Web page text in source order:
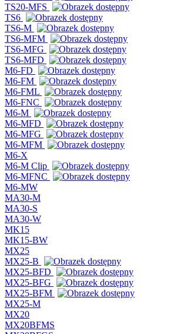
TS20-MFS
TS6
TS6-M
TS6-MFM
TS6-MFG
TS6-MFD
M6-FD
M6-FM
M6-FML
M6-FNC
M6-M
M6-MFD
M6-MFG
M6-MFM
M6-X
M6-M Clip
M6-MFNC
M6-MW
MA30-M
MA30-S
MA30-W
MK15
MK15-BW
MX25
MX25-B
MX25-BFD
MX25-BFG
MX25-BFM
MX25-M
MX20
MX20BFMS